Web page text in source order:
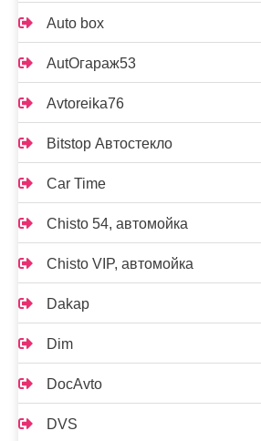
Auto box
AutOгараж53
Avtoreika76
Bitstop Автостекло
Car Time
Chisto 54, автомойка
Chisto VIP, автомойка
Dakap
Dim
DocAvto
DVS